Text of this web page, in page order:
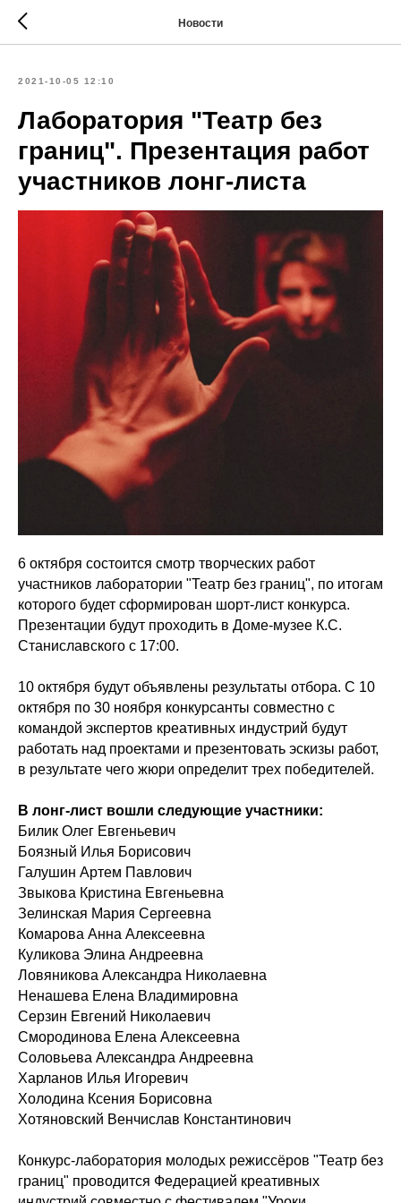
Новости
2021-10-05 12:10
Лаборатория "Театр без
границ". Презентация работ
участников лонг-листа
6 октября состоится смотр творческих работ
участников лаборатории "Театр без границ", по итогам
которого будет сформирован шорт-лист конкурса.
Презентации будут проходить в Доме-музее К.С.
Станиславского с 17:00.
10 октября будут объявлены результаты отбора. С 10
октября по 30 ноября конкурсанты совместно с
командой экспертов креативных индустрий будут
работать над проектами и презентовать эскизы работ,
в результате чего жюри определит трех победителей.
В лонг-лист вошли следующие участники:
Билик Олег Евгеньевич
Боязный Илья Борисович
Галушин Артем Павлович
Звыкова Кристина Евгеньевна
Зелинская Мария Сергеевна
Комарова Анна Алексеевна
Куликова Элина Андреевна
Ловяникова Александра Николаевна
Ненашева Елена Владимировна
Серзин Евгений Николаевич
Смородинова Елена Алексеевна
Соловьева Александра Андреевна
Харланов Илья Игоревич
Холодина Ксения Борисовна
Хотяновский Венчислав Константинович
Конкурс-лаборатория молодых режиссёров "Театр без
границ" проводится Федерацией креативных